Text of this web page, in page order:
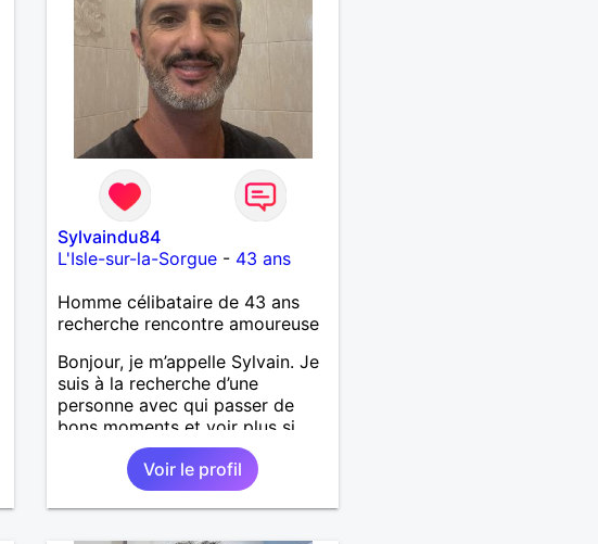
Sylvaindu84
L'Isle-sur-la-Sorgue - 43 ans
Homme célibataire de 43 ans
recherche rencontre amoureuse
Bonjour, je m’appelle Sylvain. Je
suis à la recherche d’une
personne avec qui passer de
bons moments et voir plus si
nous nous correspondons.
J’aime la nature, les voyages et
aussi faire la fête de temps en
temps ;-)Je suis papa d’un petit
Voir le profil